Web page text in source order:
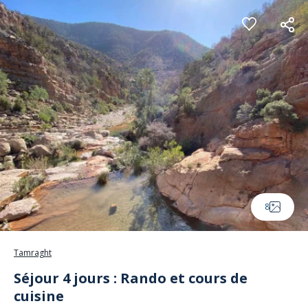
Panneau de gestion des cookies
8
Tamraght
Séjour 4 jours : Rando et cours de
cuisine